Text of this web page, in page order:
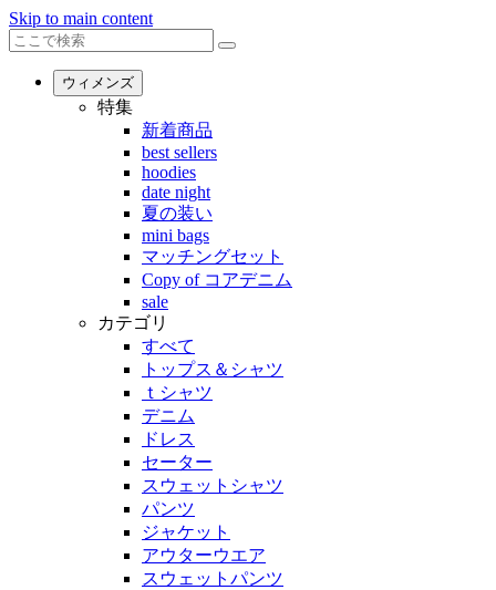
Skip to main content
ウィメンズ
特集
新着商品
best sellers
hoodies
date night
夏の装い
mini bags
マッチングセット
Copy of コアデニム
sale
カテゴリ
すべて
トップス＆シャツ
ｔシャツ
デニム
ドレス
セーター
スウェットシャツ
パンツ
ジャケット
アウターウエア
スウェットパンツ